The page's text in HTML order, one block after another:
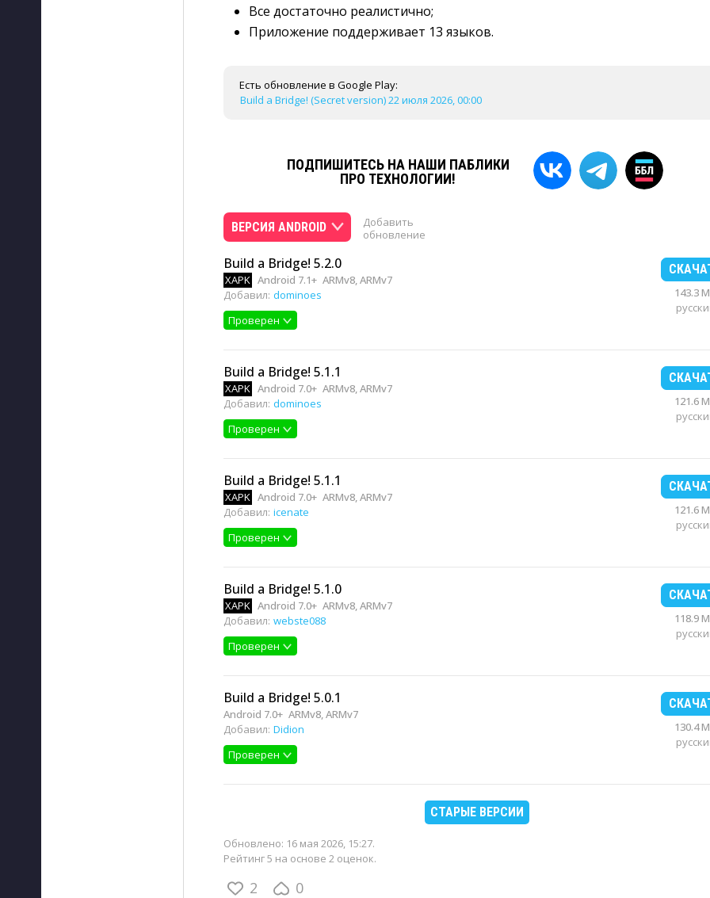
Все достаточно реалистично;
Приложение поддерживает 13 языков.
Есть обновление в Google Play:
Build a Bridge! (Secret version) 22 июля 2026, 00:00
ПОДПИШИТЕСЬ НА НАШИ ПАБЛИКИ
ПРО ТЕХНОЛОГИИ!
ВЕРСИЯ ANDROID
Добавить
обновление
Build a Bridge! 5.2.0
XAPK Android 7.1+ ARMv8, ARMv7
Добавил: dominoes
Проверен
143.3
Build a Bridge! 5.1.1
XAPK Android 7.0+ ARMv8, ARMv7
Добавил: dominoes
Проверен
121.6
Build a Bridge! 5.1.1
XAPK Android 7.0+ ARMv8, ARMv7
Добавил: icenate
Проверен
121.6
Build a Bridge! 5.1.0
XAPK Android 7.0+ ARMv8, ARMv7
Добавил: webste088
Проверен
118.9
Build a Bridge! 5.0.1
Android 7.0+ ARMv8, ARMv7
Добавил: Didion
Проверен
130.4
СТАРЫЕ ВЕРСИИ
Обновлено: 16 мая 2026, 15:27.
Рейтинг 5 на основе 2 оценок.
2 0